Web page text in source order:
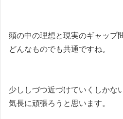
頭の中の理想と現実のギャップ
どんなものでも共通ですね。
少ししづつ近づけていくしかな
気長に頑張ろうと思います。